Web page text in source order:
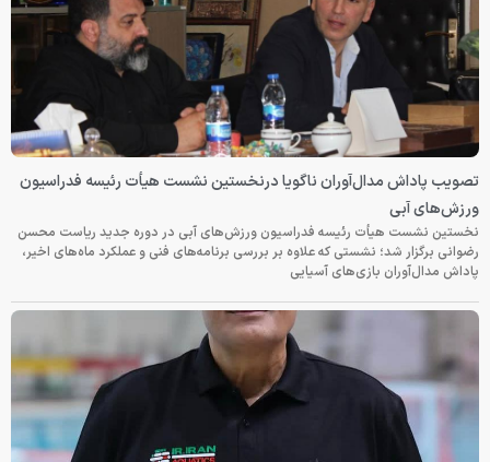
تصویب پاداش مدال‌آوران ناگویا درنخستین نشست هیأت رئیسه فدراسیون
ورزش‌های آبی
نخستین نشست هیأت رئیسه فدراسیون ورزش‌های آبی در دوره جدید ریاست محسن
رضوانی برگزار شد؛ نشستی که علاوه بر بررسی برنامه‌های فنی و عملکرد ماه‌های اخیر،
پاداش مدال‌آوران بازی‌های آسیایی